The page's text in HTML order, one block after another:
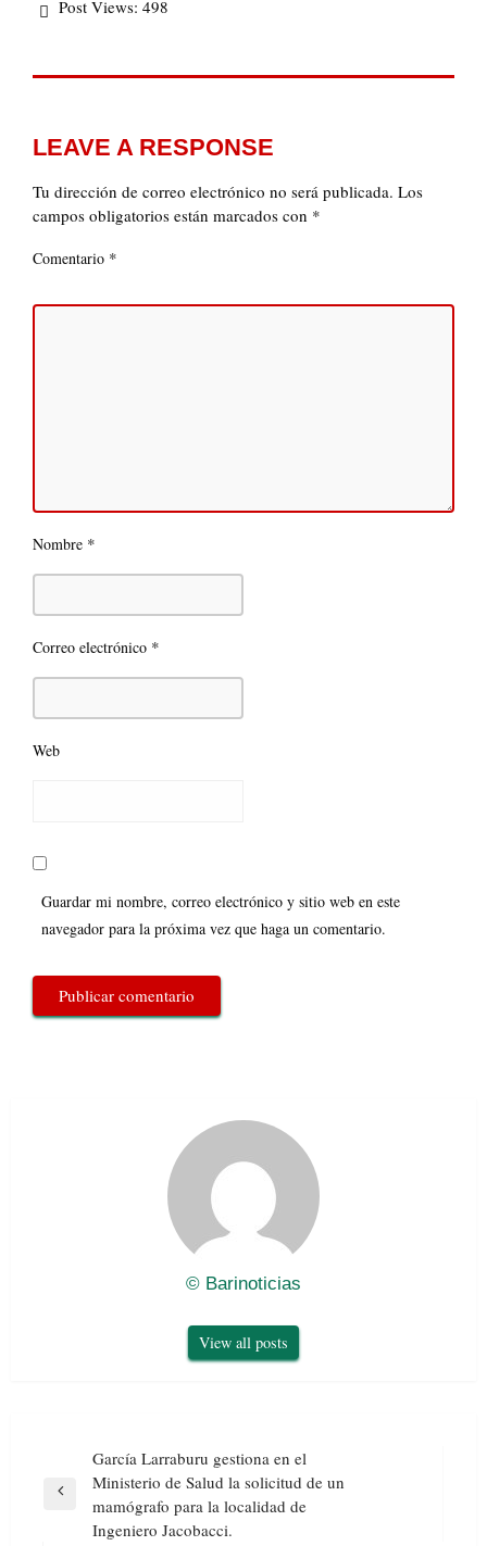
Post Views: 498
LEAVE A RESPONSE
Tu dirección de correo electrónico no será publicada. Los
campos obligatorios están marcados con *
Comentario *
Nombre *
Correo electrónico *
Web
Guardar mi nombre, correo electrónico y sitio web en este
navegador para la próxima vez que haga un comentario.
© Barinoticias
View all posts
Navegación
entradas
Previous
García Larraburu gestiona en el
Ministerio de Salud la solicitud de un
mamógrafo para la localidad de
Ingeniero Jacobacci.